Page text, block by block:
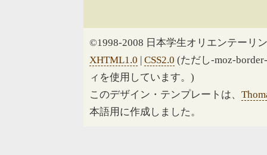
©1998-2008 日本学生オリエンテーリ
XHTML1.0 | CSS2.0 (ただし-moz-
ィを使用しています。)
このデザイン・テンプレートは、
本語用に作成しました。